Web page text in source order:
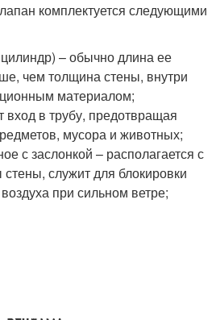
комплектуется следующими
– обычно длина ее
чем толщина стены, внутри
материалом;
вход в трубу, предотвращая
мусора и животных;
с заслонкой – располагается с
служит для блокировки
при сильном ветре;